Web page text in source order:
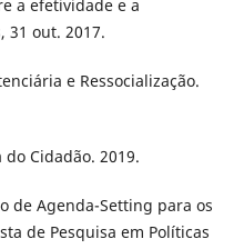
a efetividade e a
31 out. 2017.
e Ressocialização.
do Cidadão. 2019.
de Agenda-Setting para os
de Pesquisa em Políticas